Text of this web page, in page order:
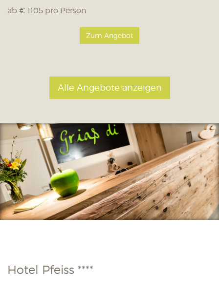
ab € 1105 pro Person
Zum Angebot
Alle Angebote anzeigen
Hotel Pfeiss ****